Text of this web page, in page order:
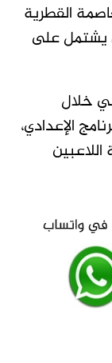
القطرية
يشتمل على
خلال
الإعدادي،